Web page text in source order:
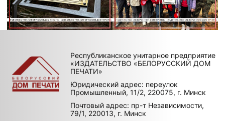
Республиканское унитарное предприятие
«ИЗДАТЕЛЬСТВО «БЕЛОРУССКИЙ ДОМ
ПЕЧАТИ»
Юридический адрес: переулок
Промышленный, 11/2, 220075, г. Минск
Почтовый адрес: пр-т Независимости,
79/1, 220013, г. Минск